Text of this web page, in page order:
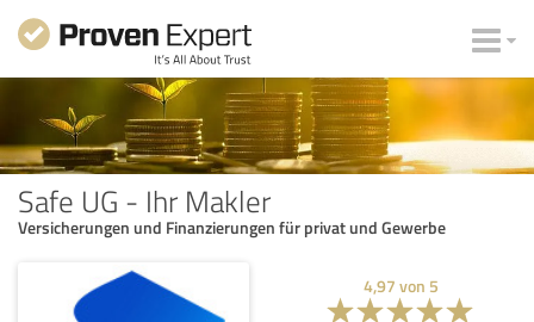
Safe UG - Ihr Makler
Versicherungen und Finanzierungen für privat und Gewerbe
4,97 von 5